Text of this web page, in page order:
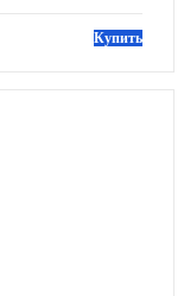
Купить